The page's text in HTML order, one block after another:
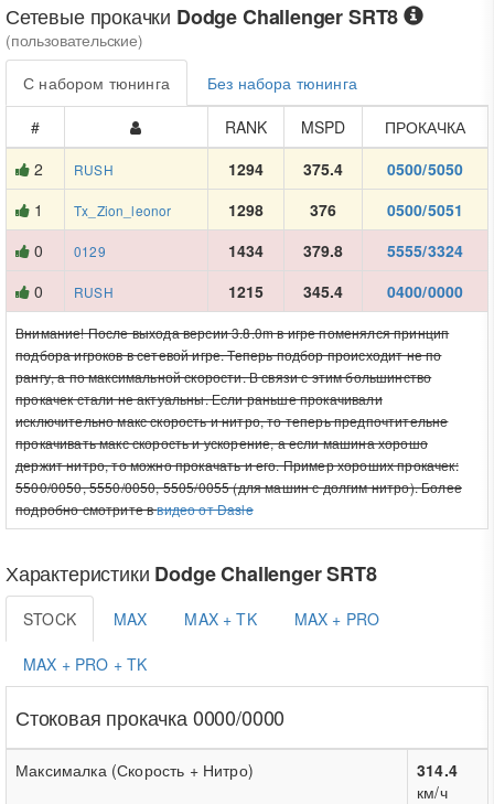
Сетевые прокачки Dodge Challenger SRT8
(пользовательские)
С набором тюнинга
Без набора тюнинга
#
RANK MSPD
ПРОКАЧКА
2
RUSH 1294 375.4
0500/5050
1
Tx_Zion_leonor 1298 376
0500/5051
0
0129 1434 379.8
5555/3324
0
RUSH 1215 345.4 0400/0000
Внимание! После выхода версии 3.8.0m в игре поменялся принцип
подбора игроков в сетевой игре. Теперь подбор происходит не по
рангу, а по максимальной скорости. В связи с этим большинство
прокачек стали не актуальны. Если раньше прокачивали
исключительно макс скорость и нитро, то теперь предпочтительне
прокачивать макс скорость и ускорение, а если машина хорошо
держит нитро, то можно прокачать и его. Пример хороших прокачек:
5500/0050, 5550/0050, 5505/0055 (для машин с долгим нитро). Более
подробно смотрите ввидео от Dasle
Характеристики Dodge Challenger SRT8
STOCK MAX MAX + TK MAX + PRO
MAX + PRO + TK
Стоковая прокачка 0000/0000
Максималка (Скорость + Нитро)
314.4
км/ч